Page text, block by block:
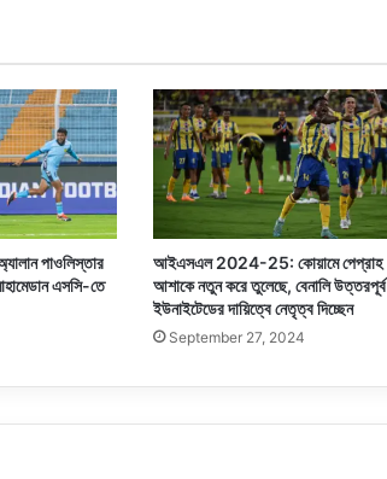
পাওলিস্তার
এসসি-তে
আইএসএল 2024-25: কোয়ামে পেপ্রাহ
আশাকে নতুন করে তুলেছে, বেনালি উত্তরপূর্ব
ইউনাইটেডের দায়িত্বে নেতৃত্ব দিচ্ছেন
September 27, 2024